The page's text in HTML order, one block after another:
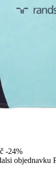
-24%
objednavku